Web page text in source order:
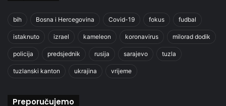
bih Bosna i Hercegovina Covid-19 fokus fudbal
istaknuto izrael kameleon koronavirus milorad dodik
policija predsjednik rusija sarajevo tuzla
tuzlanski kanton ukrajina vrijeme
Preporučujemo